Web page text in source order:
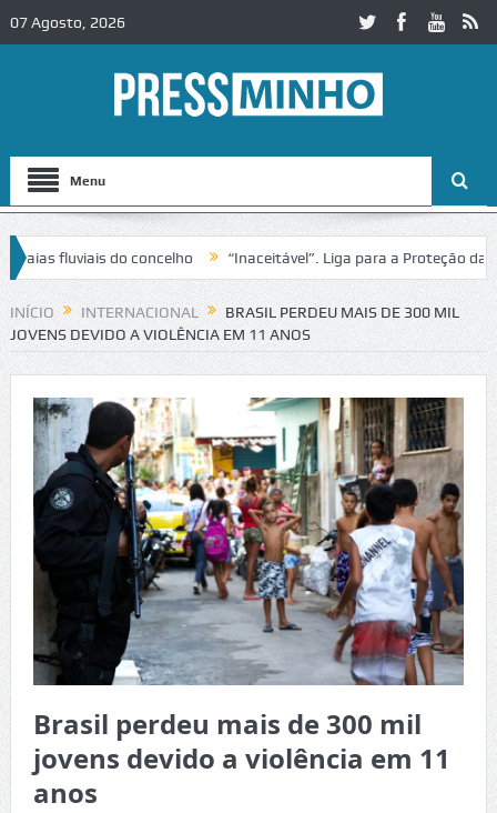
07 Agosto, 2026
Menu
fluviais do concelho “Inaceitável”. Liga para a Proteção da
no IC2 em Alcobaça Igreja do Castelo de Cerveira
INÍCIO INTERNACIONAL
BRASIL PERDEU MAIS DE 300 MIL
JOVENS DEVIDO A VIOLÊNCIA EM 11 ANOS
Brasil perdeu mais de 300 mil
jovens devido a violência em 11
anos